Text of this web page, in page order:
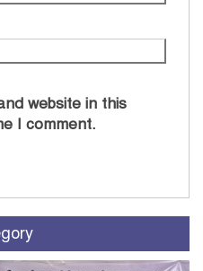
website in this
I comment.